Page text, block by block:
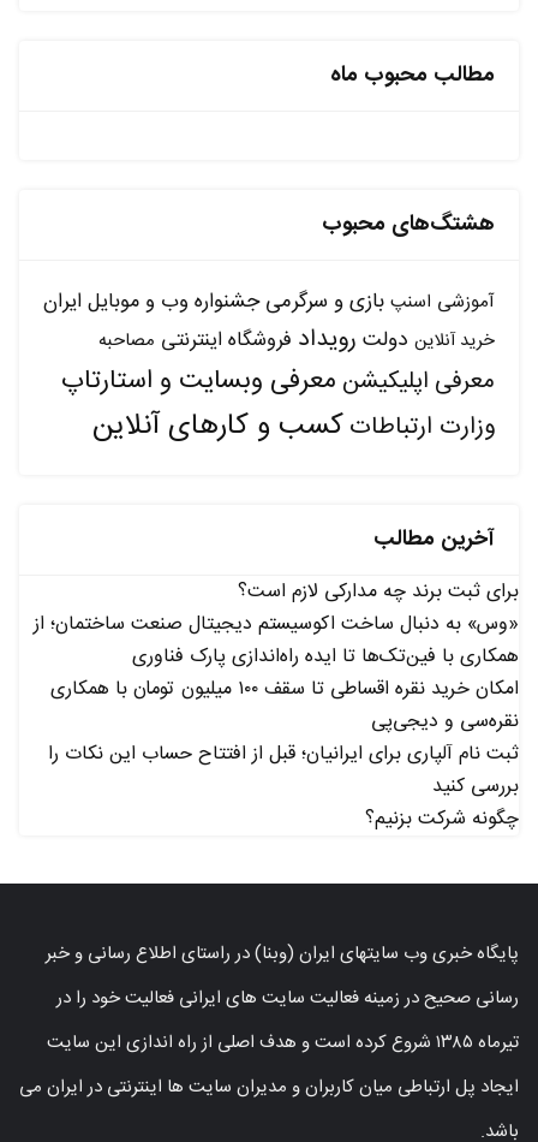
مطالب محبوب ماه
هشتگ‌های محبوب
آموزشی اسنپ بازی و سرگرمی جشنواره وب و موبایل ایران
خرید آنلاین دولت رویداد فروشگاه اینترنتی مصاحبه
معرفی اپلیکیشن معرفی وبسایت و استارتاپ
وزارت ارتباطاتکسب و کارهای آنلاین
آخرین مطالب
برای ثبت برند چه مدارکی لازم است؟
«وس» به دنبال ساخت اکوسیستم دیجیتال صنعت ساختمان؛ از
همکاری با فین‌تک‌ها تا ایده راه‌اندازی پارک فناوری
امکان خرید نقره اقساطی تا سقف ۱۰۰ میلیون تومان با همکاری
نقره‌سی و دیجی‌پی
ثبت نام آلپاری برای ایرانیان؛ قبل از افتتاح حساب این نکات را
بررسی کنید
چگونه شرکت بزنیم؟
پایگاه خبری وب سایتهای ایران (وبنا) در راستای اطلاع رسانی و خبر
رسانی صحیح در زمینه فعالیت سایت های ایرانی فعالیت خود را در
تیرماه ۱۳۸۵ شروع کرده است و هدف اصلی از راه اندازی این سایت
ایجاد پل ارتباطی میان کاربران و مدیران سایت ها اینترنتی در ایران می
باشد.